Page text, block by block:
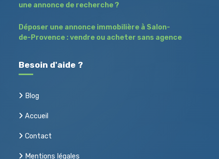
une annonce de recherche ?
Déposer une annonce immobilière à Salon-
de-Provence : vendre ou acheter sans agence
Besoin d'aide ?
Blog
Accueil
Contact
Mentions légales